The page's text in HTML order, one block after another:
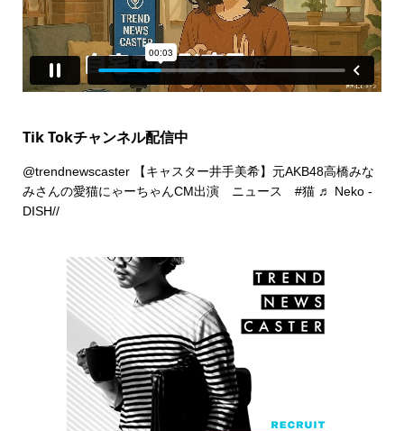
Tik Tokチャンネル配信中
@trendnewscaster【キャスター井手美希】元AKB48高橋みな
みさんの愛猫にゃーちゃんCM出演 ニュース #猫 ♬ Neko -
DISH//